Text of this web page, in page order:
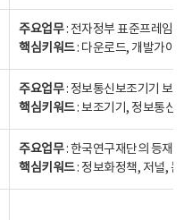
주요업무: 전자정부 표준프레임
핵심키워드: 다운로드, 개발가이
주요업무: 정보통신보조기기 보
핵심키워드: 보조기기, 정보통신
주요업무: 한국연구재단의 등재
핵심키워드: 정보화정책, 저널,